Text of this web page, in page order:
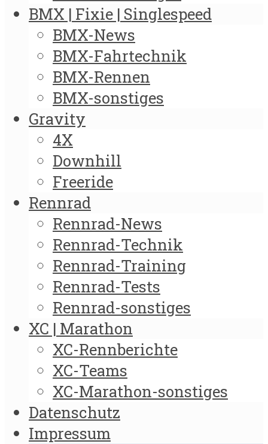
BMX | Fixie | Singlespeed
BMX-News
BMX-Fahrtechnik
BMX-Rennen
BMX-sonstiges
Gravity
4X
Downhill
Freeride
Rennrad
Rennrad-News
Rennrad-Technik
Rennrad-Training
Rennrad-Tests
Rennrad-sonstiges
XC | Marathon
XC-Rennberichte
XC-Teams
XC-Marathon-sonstiges
Datenschutz
Impressum